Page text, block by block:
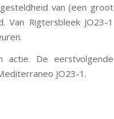
van (een groot
Rigtersbleek JO23-1
actie. De eerstvolgende
JO23-1.